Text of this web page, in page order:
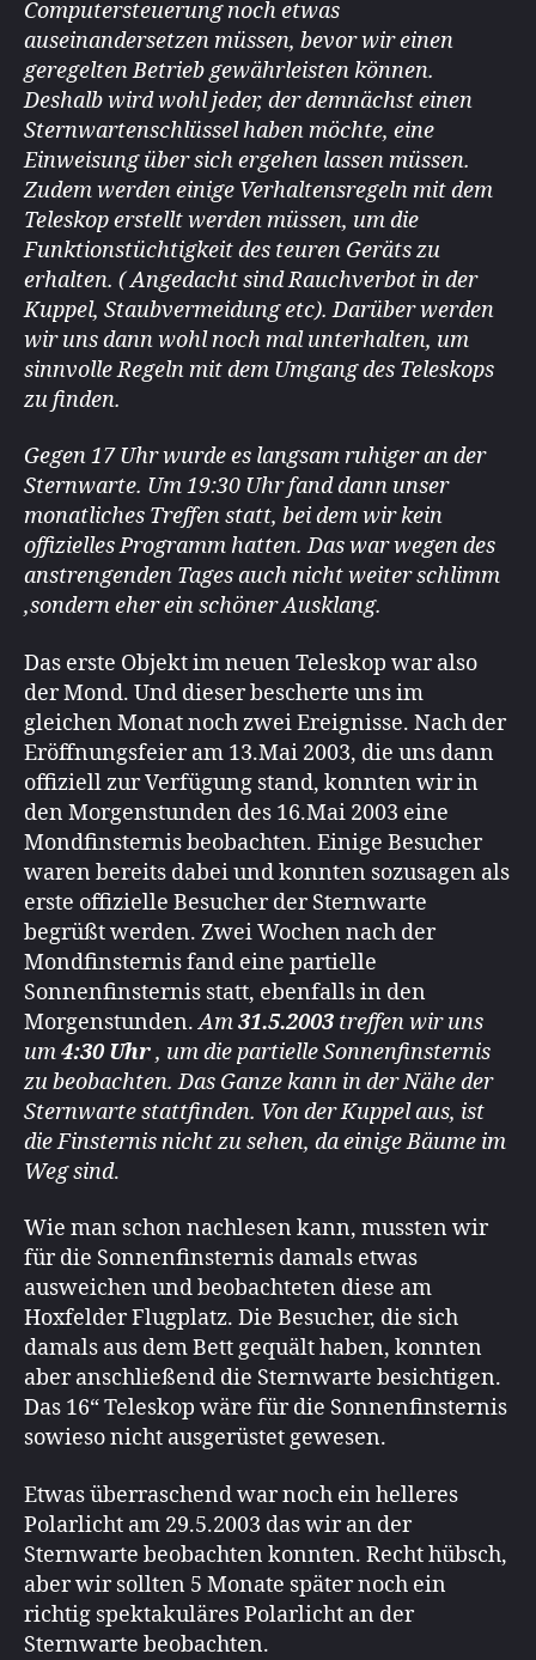
Computersteuerung noch etwas
auseinandersetzen müssen, bevor wir einen
geregelten Betrieb gewährleisten können.
Deshalb wird wohl jeder, der demnächst einen
Sternwartenschlüssel haben möchte, eine
Einweisung über sich ergehen lassen müssen.
Zudem werden einige Verhaltensregeln mit dem
Teleskop erstellt werden müssen, um die
Funktionstüchtigkeit des teuren Geräts zu
erhalten. ( Angedacht sind Rauchverbot in der
Kuppel, Staubvermeidung etc). Darüber werden
wir uns dann wohl noch mal unterhalten, um
sinnvolle Regeln mit dem Umgang des Teleskops
zu finden.
Gegen 17 Uhr wurde es langsam ruhiger an der
Sternwarte. Um 19:30 Uhr fand dann unser
monatliches Treffen statt, bei dem wir kein
offizielles Programm hatten. Das war wegen des
anstrengenden Tages auch nicht weiter schlimm
,sondern eher ein schöner Ausklang.
Das erste Objekt im neuen Teleskop war also
der Mond. Und dieser bescherte uns im
gleichen Monat noch zwei Ereignisse. Nach der
Eröffnungsfeier am 13.Mai 2003, die uns dann
offiziell zur Verfügung stand, konnten wir in
den Morgenstunden des 16.Mai 2003 eine
Mondfinsternis beobachten. Einige Besucher
waren bereits dabei und konnten sozusagen als
erste offizielle Besucher der Sternwarte
begrüßt werden. Zwei Wochen nach der
Mondfinsternis fand eine partielle
Sonnenfinsternis statt, ebenfalls in den
Morgenstunden.Am31.5.2003 treffen wir uns
um4:30 Uhr, um die partielle Sonnenfinsternis
zu beobachten. Das Ganze kann in der Nähe der
Sternwarte stattfinden. Von der Kuppel aus, ist
die Finsternis nicht zu sehen, da einige Bäume im
Weg sind.
Wie man schon nachlesen kann, mussten wir
für die Sonnenfinsternis damals etwas
ausweichen und beobachteten diese am
Hoxfelder Flugplatz. Die Besucher, die sich
damals aus dem Bett gequält haben, konnten
aber anschließend die Sternwarte besichtigen.
Das 16“ Teleskop wäre für die Sonnenfinsternis
sowieso nicht ausgerüstet gewesen.
Etwas überraschend war noch ein helleres
Polarlicht am 29.5.2003 das wir an der
Sternwarte beobachten konnten. Recht hübsch,
aber wir sollten 5 Monate später noch ein
richtig spektakuläres Polarlicht an der
Sternwarte beobachten.